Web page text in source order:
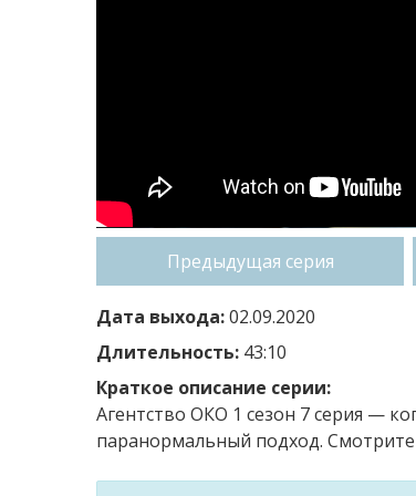
Предыдущая серия
Дата выхода:02.09.2020
Длительность: 43:10
Краткое описание серии:
Агентство ОКО 1 сезон 7 серия —
паранормальный подход.